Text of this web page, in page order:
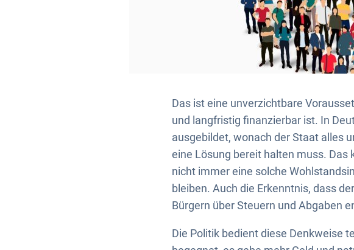
Das ist eine unverzichtbare
und langfristig finanzierbar ist. In
ausgebildet, wonach der Staat alles
eine Lösung bereit halten muss. Das
nicht immer eine solche
bleiben. Auch die Erkenntnis, dass
Bürgern über Steuern und Abgaben
Die Politik bedient diese Denkweise